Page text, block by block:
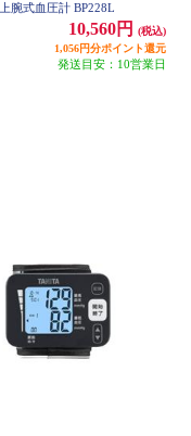
腕式血圧計 BP228L
10,560円
(税込)
1,056円分ポイント還元
発送目安：10営業日